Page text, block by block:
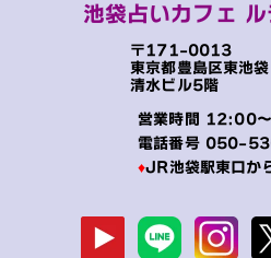
池袋占いカフェ
〒171-0013
東京都豊島区東池
清水ビル5階
営業時間 12:00
電話番号 050-
♦JR池袋駅東口か